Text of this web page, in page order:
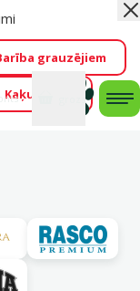
mīluļu TOP
Tavs mīlulis
grauzējiem
Kaķu mājas